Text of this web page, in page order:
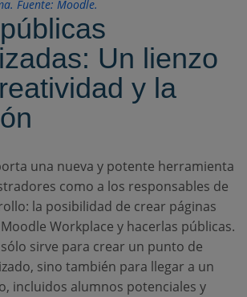
Fuente: Moodle.
Un lienzo
y la
una nueva y potente herramienta
como a los responsables de
la posibilidad de crear páginas
Workplace y hacerlas públicas.
sirve para crear un punto de
sino también para llegar a un
incluidos alumnos potenciales y